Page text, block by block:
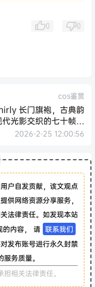
0 0
cos鉴赏
长门旗袍，古典韵
代光影交织的七十帧视
觉诗篇
2026-2-25 12:00:56
户自发贡献，该文观点
供网络资源分享服务，
法律责任。如发现本站
的内容， 请 联系我们
发布账号进行永久封禁
务质量。
相关法律责任。